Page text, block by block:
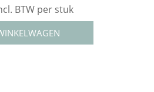
BTW per stuk